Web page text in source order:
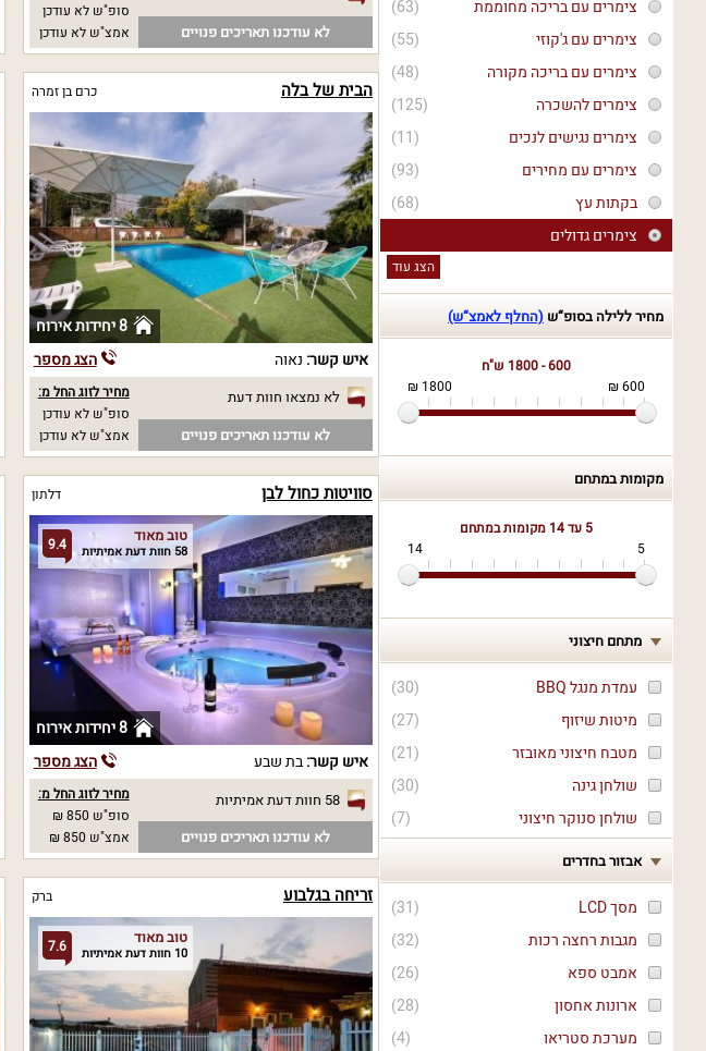
(63)
צימרים עם בריכה מחוממת
(55)
צימרים עם ג'קוזי
(48)
צימרים עם בריכה מקורה
(125)
צימרים להשכרה
(11)
צימרים נגישים לנכים
(93)
צימרים עם מחירים
(68)
בקתות עץ
צימרים גדולים
הצג עוד
מחיר ללילה בסופ“ש (החלף לאמצ“ש)
600 - 1800 ש"ח
600 ₪
1800 ₪
מקומות במתחם
5 עד 14
מקומות במתחם
5
14
מתחם חיצוני
(
30
)
עמדת מנגל BBQ
(
27
)
מיטות שיזוף
(
21
)
מטבח חיצוני מאובזר
(
30
)
שולחן גינה
(
7
) שולחן סנוקר חיצוני
אבזור בחדרים
(
31
)
מסך LCD
(
32
)
מגבות רחצה רכות
(
26
)
אמבט ספא
(
28
)
ארונות אחסון
(
4
)
מערכת סטריאו
לא עודכנו תאריכים פנויים
סופ"ש לא עודכן
אמצ"ש לא עודכן
הבית של בלה כרם בן זמרה
8 יחידות אירוח
איש קשר: נאוה הצג מספר
לא נמצאו חוות דעת
לא עודכנו תאריכים פנויים
מחיר לזוג החל מ:
סופ"ש לא עודכן
אמצ"ש לא עודכן
סוויטות כחול לבן דלתון
9.4 טוב מאוד
58 חוות דעת אמיתיות
8 יחידות אירוח
איש קשר:בת שבע הצג מספר
58 חוות דעת אמיתיות
לא עודכנו תאריכים פנויים
מחיר לזוג החל מ:
סופ"ש 850 ₪
אמצ"ש 850 ₪
זריחה בגלבוע ברק
7.6 טוב מאוד
10 חוות דעת אמיתיות